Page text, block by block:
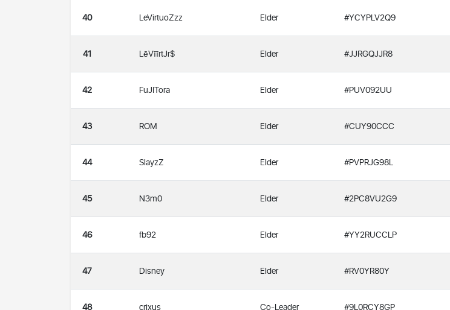
40 LeVirtuoZzz Elder #YCYPLV2Q9
41 LēVīīrtJr$ Elder #JJRGQJJR8
42 FuJITora Elder #PUV092UU
43 ROM Elder #CUY90CCC
44 SlayzZ Elder #PVPRJG98L
45 N3m0 Elder #2PC8VU2G9
46 fb92 Elder #YY2RUCCLP
47 Disney Elder #RV0YR80Y
48 crixus Co-Leader #9L0RCY8GP